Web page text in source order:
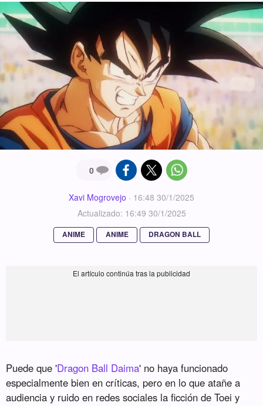
0
Xavi Mogrovejo · 16:48 30/1/2025
Actualizado: 16:49 30/1/2025
ANIME ANIME DRAGON BALL
Puede que 'Dragon Ball Daima' no haya funcionado
especialmente bien en críticas, pero en lo que atañe a
audiencia y ruido en redes sociales la ficción de Toei y